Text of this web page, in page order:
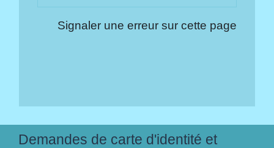
Signaler une erreur sur cette page
Demandes de carte d'identité et